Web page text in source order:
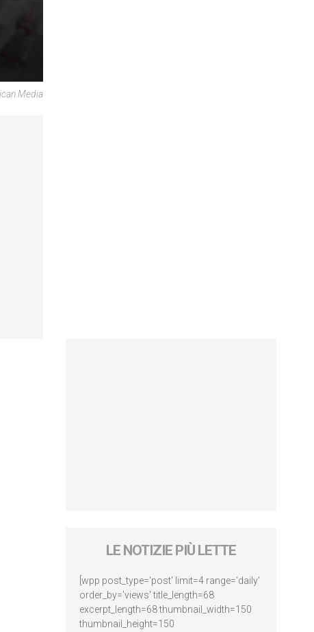
Media
LE NOTIZIE PIÙ LETTE
[wpp post_type='post' limit=4 range='daily'
order_by='views' title_length=68
excerpt_length=68 thumbnail_width=150
thumbnail_height=150